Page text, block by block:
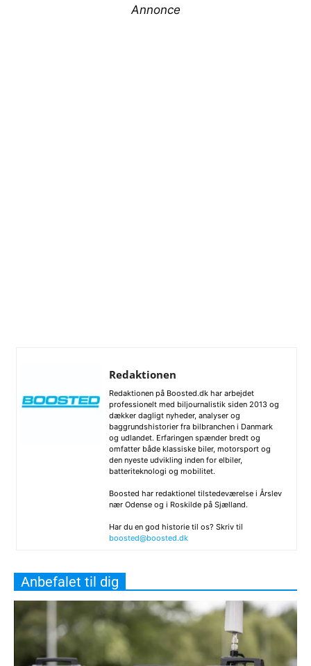
Annonce
Redaktionen
Redaktionen på Boosted.dk har arbejdet
professionelt med biljournalistik siden 2013 og
dækker dagligt nyheder, analyser og
baggrundshistorier fra bilbranchen i Danmark
og udlandet. Erfaringen spænder bredt og
omfatter både klassiske biler, motorsport og
den nyeste udvikling inden for elbiler,
batteriteknologi og mobilitet.
Boosted har redaktionel tilstedeværelse i Årslev
nær Odense og i Roskilde på Sjælland.
Har du en god historie til os? Skriv til
boosted@boosted.dk